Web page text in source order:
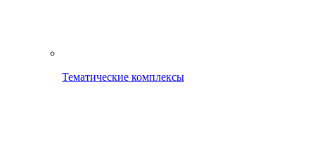
Тематические комплексы